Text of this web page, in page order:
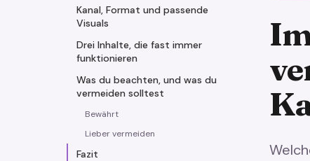
Kanal, Format und passende
Visuals
Drei Inhalte, die fast immer
funktionieren
Was du beachten, und was du
vermeiden solltest
Bewährt
Lieber vermeiden
Fazit